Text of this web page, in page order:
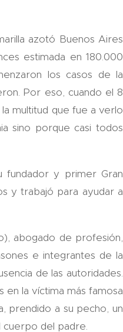
azotó Buenos Aires
estimada en 180.000
los casos de la
Por eso, cuando el 8
multitud que fue a verlo
sino porque casi todos
fundador y primer Gran
y trabajó para ayudar a
abogado de profesión,
e integrantes de la
de las autoridades.
la víctima más famosa
prendido a su pecho, un
cuerpo del padre.